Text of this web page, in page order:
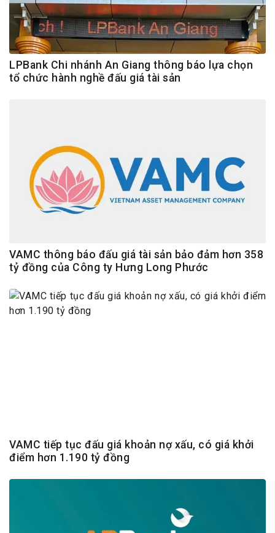
LPBank Chi nhánh An Giang thông báo lựa chọn
tổ chức hành nghề đấu giá tài sản
VAMC thông báo đấu giá tài sản bảo đảm hơn 358
tỷ đồng của Công ty Hưng Long Phước
VAMC tiếp tục đấu giá khoản nợ xấu, có giá khởi
điểm hơn 1.190 tỷ đồng